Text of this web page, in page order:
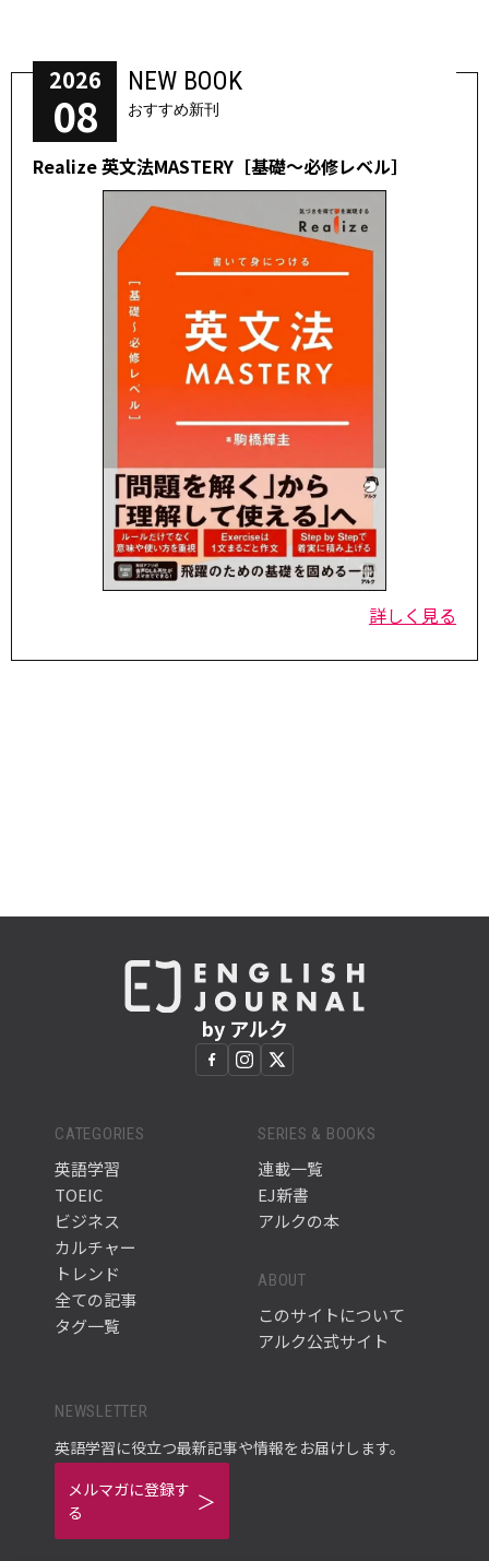
2026
08
NEW BOOK
おすすめ新刊
Realize 英文法MASTERY［基礎～必修レベル］
詳しく見る
by アルク
CATEGORIES
英語学習
TOEIC
ビジネス
カルチャー
トレンド
全ての記事
タグ一覧
SERIES & BOOKS
連載一覧
EJ新書
アルクの本
ABOUT
このサイトについて
アルク公式サイト
NEWSLETTER
英語学習に役立つ最新記事や情報をお届けします。
メルマガに登録す
る